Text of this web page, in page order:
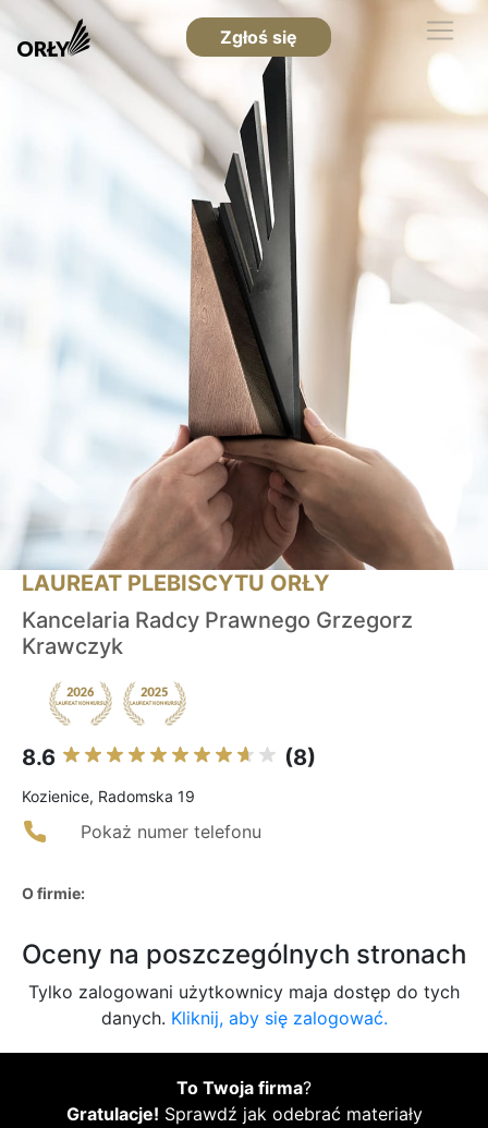
Zgłoś się
LAUREAT PLEBISCYTU ORŁY
Kancelaria Radcy Prawnego Grzegorz
Krawczyk
8.6 (8)
Kozienice, Radomska 19
Pokaż numer telefonu
O firmie:
Oceny na poszczególnych stronach
Tylko zalogowani użytkownicy maja dostęp do tych
danych. Kliknij, aby się zalogować.
To Twoja firma?
Gratulacje! Sprawdź jak odebrać materiały